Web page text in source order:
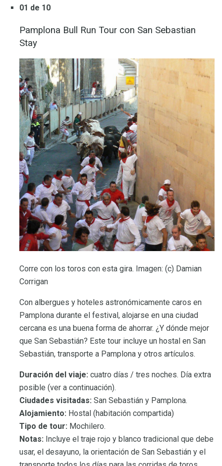
01 de 10
Pamplona Bull Run Tour con San Sebastian
Stay
Corre con los toros con esta gira. Imagen: (c) Damian
Corrigan
Con albergues y hoteles astronómicamente caros en
Pamplona durante el festival, alojarse en una ciudad
cercana es una buena forma de ahorrar. ¿Y dónde mejor
que San Sebastián? Este tour incluye un hostal en San
Sebastián, transporte a Pamplona y otros artículos.
Duración del viaje: cuatro días / tres noches. Día extra
posible (ver a continuación).
Ciudades visitadas: San Sebastián y Pamplona.
Alojamiento: Hostal (habitación compartida)
Tipo de tour: Mochilero.
Notas: Incluye el traje rojo y blanco tradicional que debe
usar, el desayuno, la orientación de San Sebastián y el